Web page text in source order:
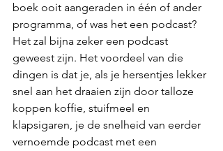
boek ooit aangeraden in één of ander
programma, of was het een podcast?
Het zal bijna zeker een podcast
geweest zijn. Het voordeel van die
dingen is dat je, als je hersentjes lekker
snel aan het draaien zijn door talloze
koppen koffie, stuifmeel en
klapsigaren, je de snelheid van eerder
vernoemde podcast met een